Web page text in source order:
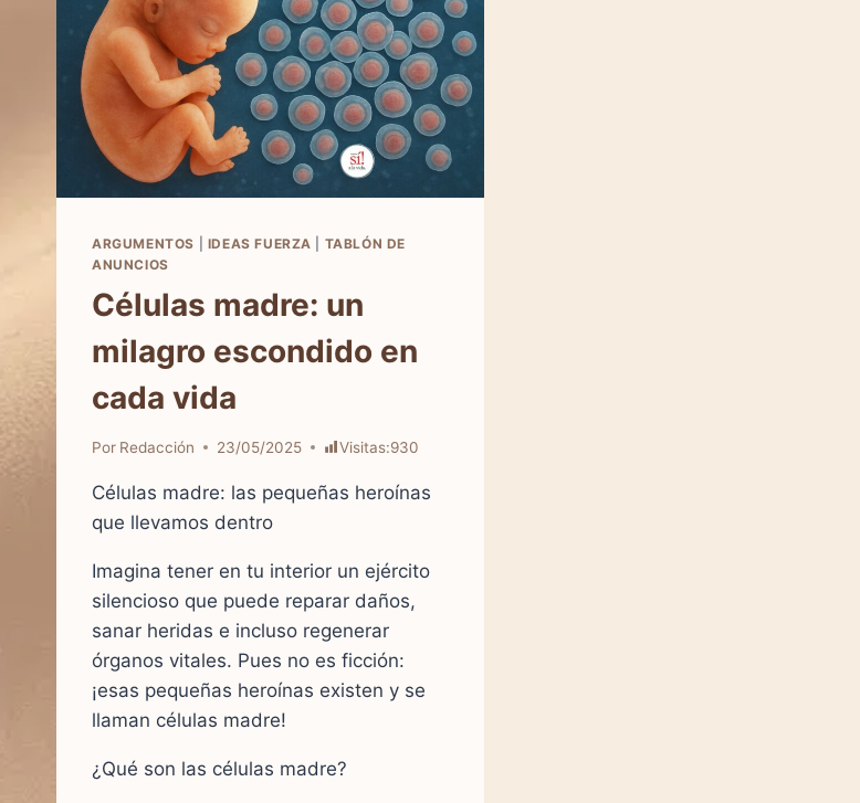
ARGUMENTOS IDEAS FUERZA
TABLÓN DE
ANUNCIOS
Células madre: un
milagro escondido en
cada vida
Por Redacción 23/05/2025 Visitas:930
Células madre: las pequeñas heroínas
que llevamos dentro
Imagina tener en tu interior un ejército
silencioso que puede reparar daños,
sanar heridas e incluso regenerar
órganos vitales. Pues no es ficción:
¡esas pequeñas heroínas existen y se
llaman células madre!
¿Qué son las células madre?